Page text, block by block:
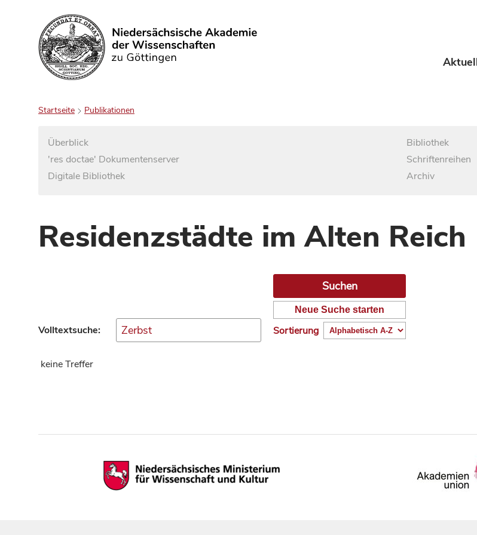
Suchen
Startseite Publikationen
Überblick
'res doctae' Dokumentenserver
Digitale Bibliothek
Bibliothek
Schriftenreihen
Archiv
Residenzstädte im Alten
Volltextsuche:
Neue Suche starten
Sortierung
keine Treffer